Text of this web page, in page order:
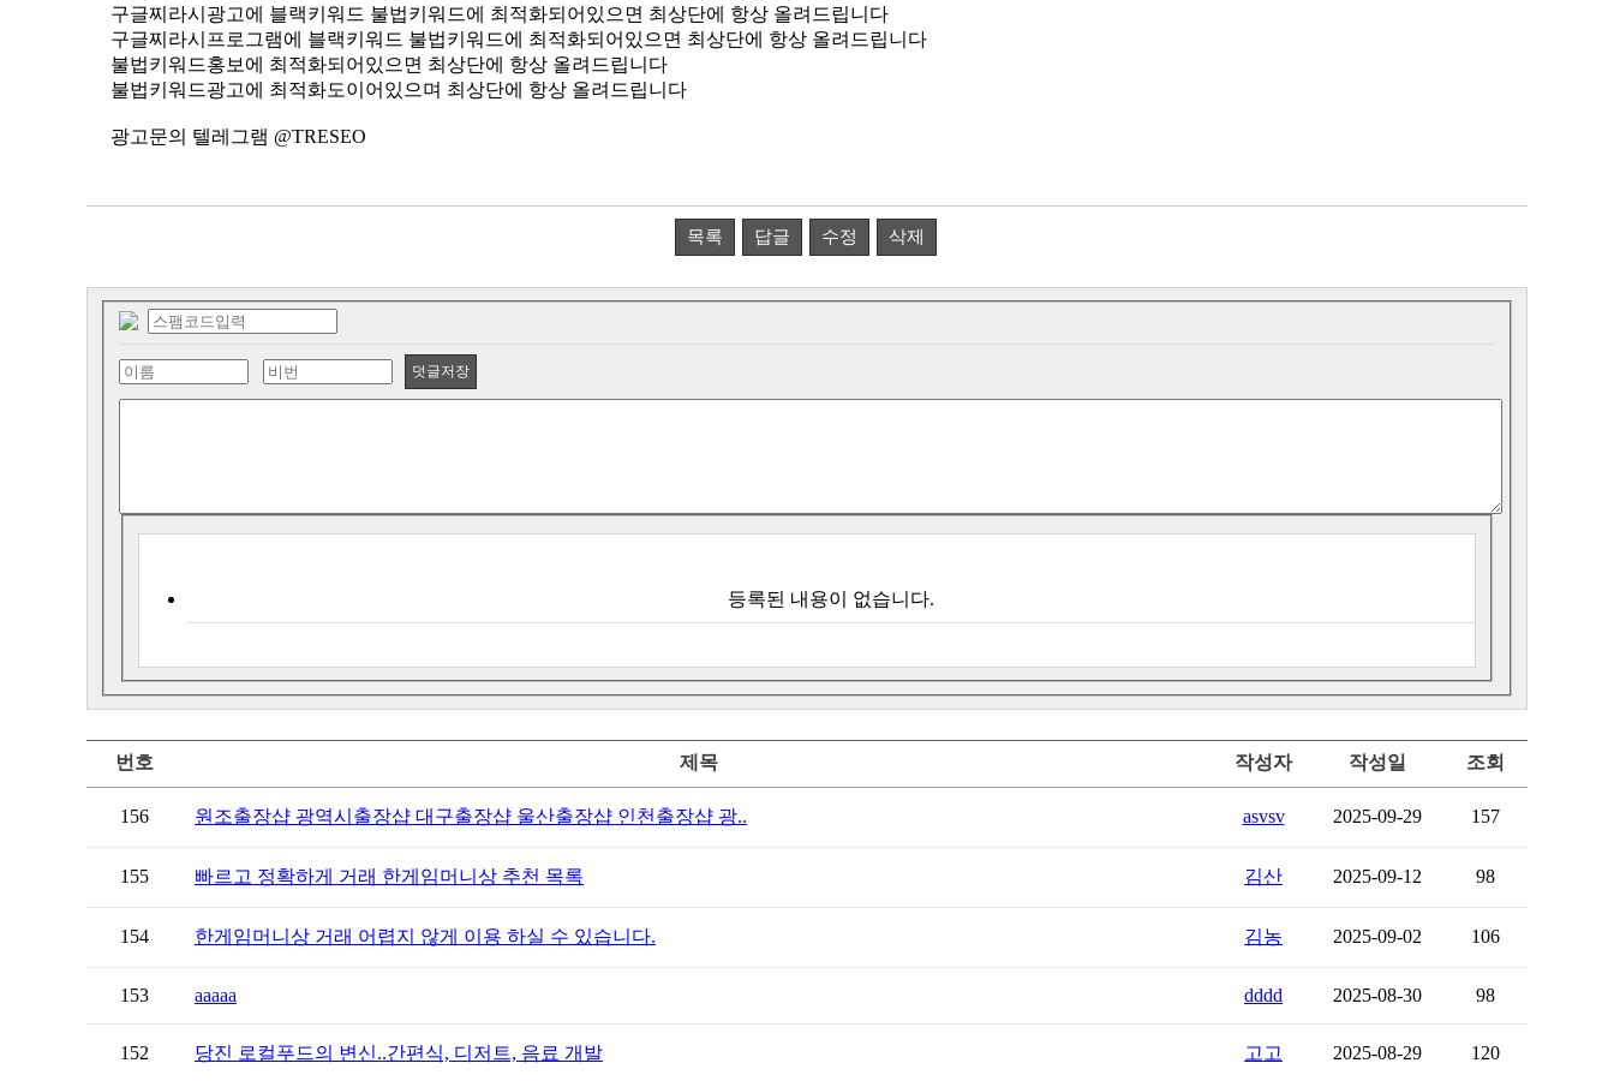
구글찌라시광고에 블랙키워드 불법키워드에 최적화되어있으면 최상단에 항상 올려드립니다
구글찌라시프로그램에 블랙키워드 불법키워드에 최적화되어있으면 최상단에 항상 올려드립니다
불법키워드홍보에 최적화되어있으면 최상단에 항상 올려드립니다
불법키워드광고에 최적화도이어있으며 최상단에 항상 올려드립니다
광고문의 텔레그램 @TRESEO
목록 답글 수정 삭제
덧글저장
등록된 내용이 없습니다.
번호 제목 작성자 작성일 조회
156 원조출장샵 광역시출장샵 대구출장샵 울산출장샵 인천출장샵 광.. asvsv 2025-09-29 157
155 빠르고 정확하게 거래 한게임머니상 추천 목록 김산 2025-09-12 98
154 한게임머니상 거래 어렵지 않게 이용 하실 수 있습니다. 김농 2025-09-02 106
153 aaaaa dddd 2025-08-30 98
152 당진 로컬푸드의 변신..간편식, 디저트, 음료 개발 고고 2025-08-29 120